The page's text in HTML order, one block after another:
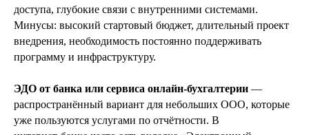
доступа, глубокие связи с внутренними системами.
Минусы: высокий стартовый бюджет, длительный проект
внедрения, необходимость постоянно поддерживать
программу и инфраструктуру.
ЭДО от банка или сервиса онлайн-бухгалтерии —
распространённый вариант для небольших ООО, которые
уже пользуются услугами по отчётности. В